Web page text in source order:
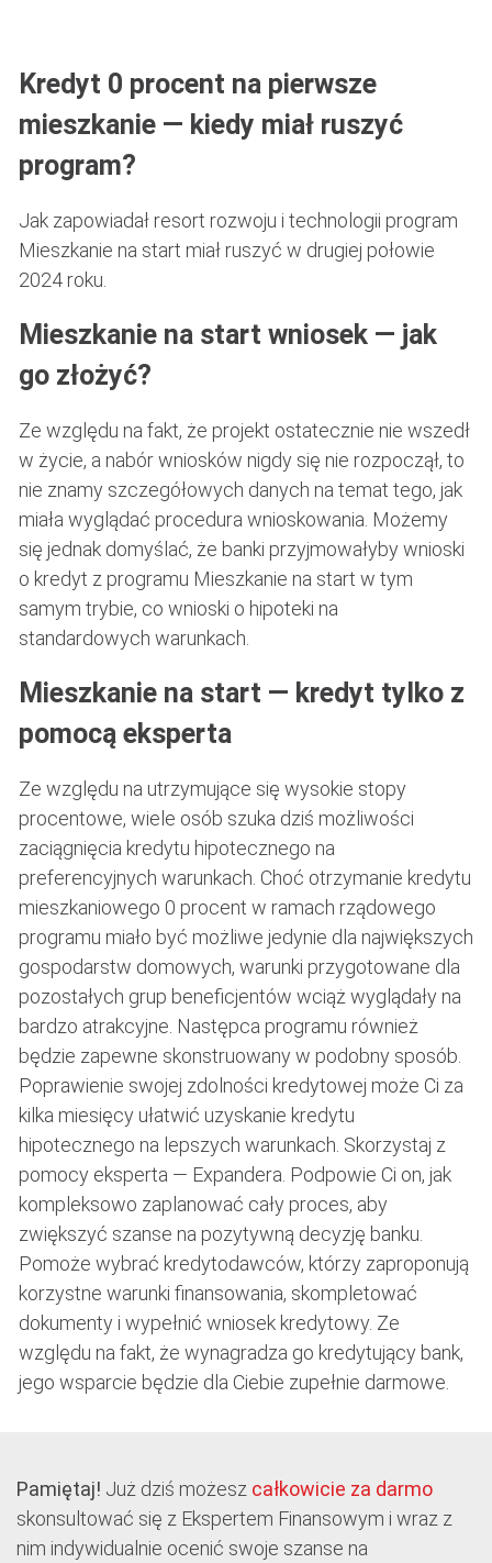
Kredyt 0 procent na pierwsze
mieszkanie — kiedy miał ruszyć
program?
Jak zapowiadał resort rozwoju i technologii program
Mieszkanie na start miał ruszyć w drugiej połowie
2024 roku.
Mieszkanie na start wniosek — jak
go złożyć?
Ze względu na fakt, że projekt ostatecznie nie wszedł
w życie, a nabór wniosków nigdy się nie rozpoczął, to
nie znamy szczegółowych danych na temat tego, jak
miała wyglądać procedura wnioskowania. Możemy
się jednak domyślać, że banki przyjmowałyby wnioski
o kredyt z programu Mieszkanie na start w tym
samym trybie, co wnioski o hipoteki na
standardowych warunkach.
Mieszkanie na start — kredyt tylko z
pomocą eksperta
Ze względu na utrzymujące się wysokie stopy
procentowe, wiele osób szuka dziś możliwości
zaciągnięcia kredytu hipotecznego na
preferencyjnych warunkach. Choć otrzymanie kredytu
mieszkaniowego 0 procent w ramach rządowego
programu miało być możliwe jedynie dla największych
gospodarstw domowych, warunki przygotowane dla
pozostałych grup beneficjentów wciąż wyglądały na
bardzo atrakcyjne. Następca programu również
będzie zapewne skonstruowany w podobny sposób.
Poprawienie swojej zdolności kredytowej może Ci za
kilka miesięcy ułatwić uzyskanie kredytu
hipotecznego na lepszych warunkach. Skorzystaj z
pomocy eksperta — Expandera. Podpowie Ci on, jak
kompleksowo zaplanować cały proces, aby
zwiększyć szanse na pozytywną decyzję banku.
Pomoże wybrać kredytodawców, którzy zaproponują
korzystne warunki finansowania, skompletować
dokumenty i wypełnić wniosek kredytowy. Ze
względu na fakt, że wynagradza go kredytujący bank,
jego wsparcie będzie dla Ciebie zupełnie darmowe.
Pamiętaj! Już dziś możesz całkowicie za darmo
skonsultować się z Ekspertem Finansowym i wraz z
nim indywidualnie ocenić swoje szanse na